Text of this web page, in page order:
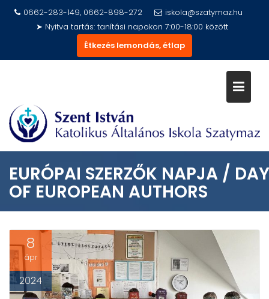
0662-283-149, 0662-898-272
iskola@szatymaz.hu
➤ Nyitva tartás: tanítási napokon 7:00-18:00 között
Étkezés lemondás, étlap
EURÓPAI SZERZŐK NAPJA / DAY
OF EUROPEAN AUTHORS
8
ápr
2024